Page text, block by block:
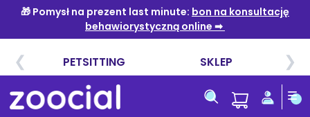
do
treści